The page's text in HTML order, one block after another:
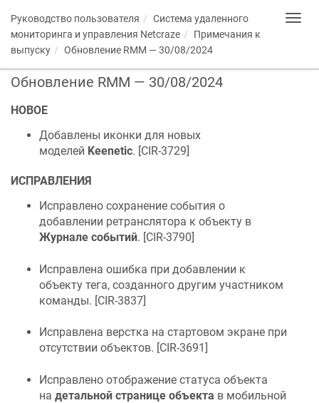
Руководство пользователя
Система удаленного
мониторинга и управления Netcraze
Примечания к
выпуску
Обновление RMM — 30/08/2024
Обновление RMM — 30/08/2024
НОВОЕ
Добавлены иконки для новых
моделей Keenetic. [CIR-3729]
ИСПРАВЛЕНИЯ
Исправлено сохранение события о
добавлении ретранслятора к объекту в
Журнале событий. [CIR-3790]
Исправлена ошибка при добавлении к
объекту тега, созданного другим участником
команды. [CIR-3837]
Исправлена верстка на стартовом экране при
отсутствии объектов. [CIR-3691 ]
Исправлено отображение статуса объекта
на детальной странице объекта в мобильной